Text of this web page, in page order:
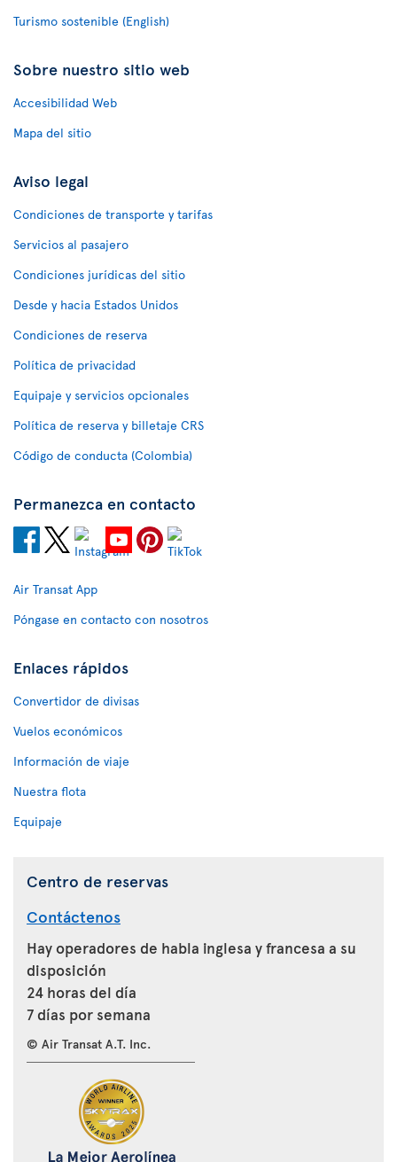
Turismo sostenible (English)
Sobre nuestro sitio web
Accesibilidad Web
Mapa del sitio
Aviso legal
Condiciones de transporte y tarifas
Servicios al pasajero
Condiciones jurídicas del sitio
Desde y hacia Estados Unidos
Condiciones de reserva
Política de privacidad
Equipaje y servicios opcionales
Política de reserva y billetaje CRS
Código de conducta (Colombia)
Permanezca en contacto
Air Transat App
Póngase en contacto con nosotros
Enlaces rápidos
Convertidor de divisas
Vuelos económicos
Información de viaje
Nuestra flota
Equipaje
Centro de reservas
Contáctenos
Hay operadores de habla inglesa y francesa a su
disposición
24 horas del día
7 días por semana
© Air Transat A.T. Inc.